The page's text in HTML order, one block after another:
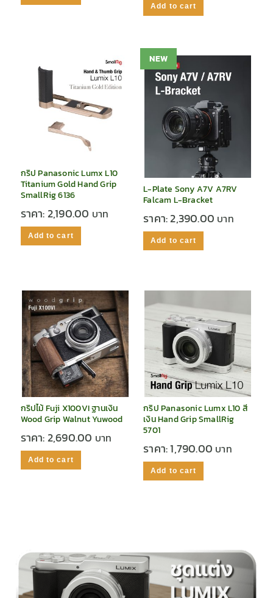
Add to cart
กริป Panasonic Lumx L10
Titanium Gold Hand Grip
SmallRig 6136
ราคา:2,190.00
Add to cart
NEW
L-Plate Sony A7V A7RV
Falcam L-Bracket
ราคา:2,390.00
Add to cart
กริปไม้ Fuji X100VI ฐานเงิน
Wood Grip Walnut Yuwood
ราคา:2,690.00
Add to cart
กริป Panasonic Lumx L10 สี
เงิน Hand Grip SmallRig
5701
ราคา:1,790.00
Add to cart